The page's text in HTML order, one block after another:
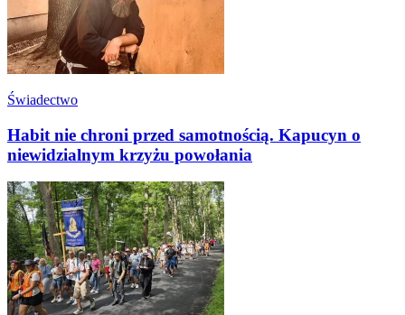
Świadectwo
Habit nie chroni przed samotnością. Kapucyn o
niewidzialnym krzyżu powołania